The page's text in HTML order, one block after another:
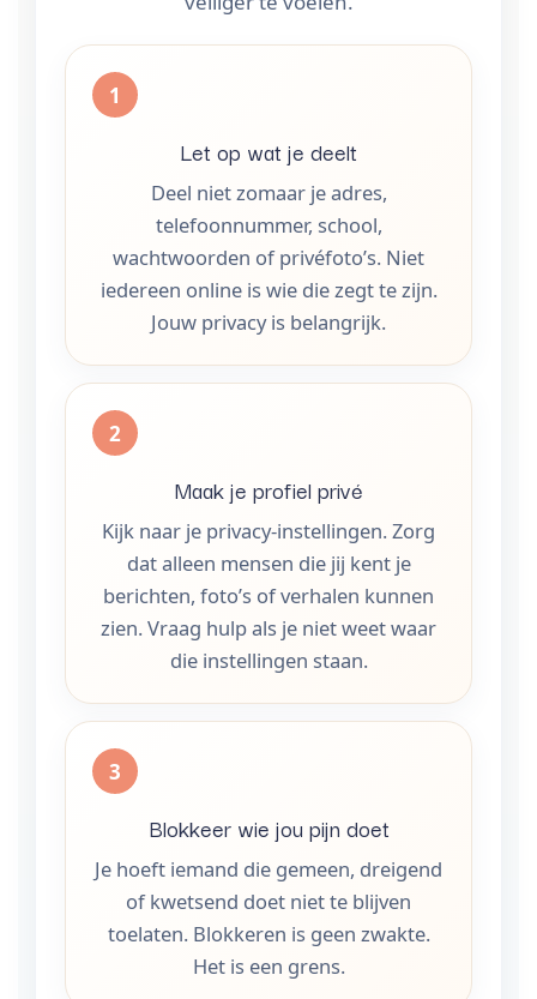
Let op wat je deelt
Deel niet zomaar je adres,
telefoonnummer, school,
wachtwoorden of privéfoto’s. Niet
iedereen online is wie die zegt te zijn.
Jouw privacy is belangrijk.
Maak je profiel privé
Kijk naar je privacy-instellingen. Zorg
dat alleen mensen die jij kent je
berichten, foto’s of verhalen kunnen
zien. Vraag hulp als je niet weet waar
die instellingen staan.
Blokkeer wie jou pijn doet
Je hoeft iemand die gemeen, dreigend
of kwetsend doet niet te blijven
toelaten. Blokkeren is geen zwakte.
Het is een grens.